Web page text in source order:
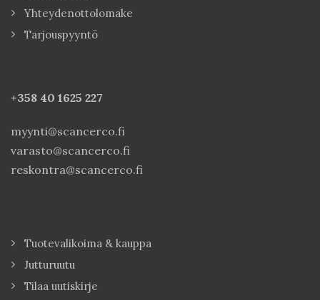
Yhteydenottolomake
Tarjouspyyntö
+358 40 1625 227
myynti@scancerco.fi
varasto@scancerco.fi
reskontra@scancerco.fi
Tuotevalikoima & kauppa
Jutturuutu
Tilaa uutiskirje